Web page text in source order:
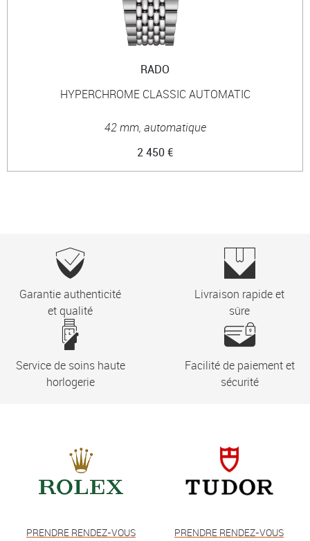
RADO
HYPERCHROME CLASSIC AUTOMATIC
42 mm, automatique
2 450 €
Garantie authenticité
et qualité
Livraison rapide et
sûre
Service de soins haute
horlogerie
Facilité de paiement et
sécurité
PRENDRE RENDEZ-VOUS PRENDRE RENDEZ-VOUS